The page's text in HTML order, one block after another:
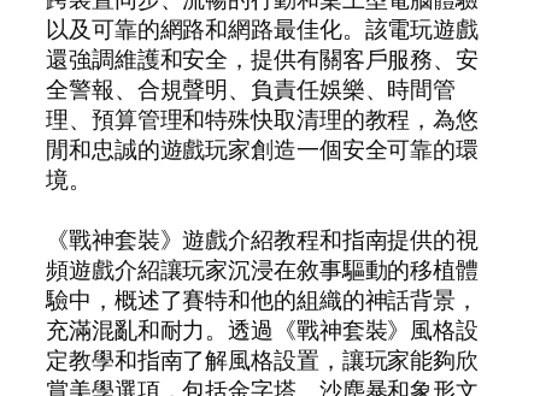
以及可靠的網路和網路最佳化。該電玩遊戲
還強調維護和安全，提供有關客戶服務、安
全警報、合規聲明、負責任娛樂、時間管
理、預算管理和特殊快取清理的教程，為悠
閒和忠誠的遊戲玩家創造一個安全可靠的環
境。
《戰神套裝》遊戲介紹教程和指南提供的視
頻遊戲介紹讓玩家沉浸在敘事驅動的移植體
驗中，概述了賽特和他的組織的神話背景，
充滿混亂和耐力。透過《戰神套裝》風格設
定教學和指南了解風格設置，讓玩家能夠欣